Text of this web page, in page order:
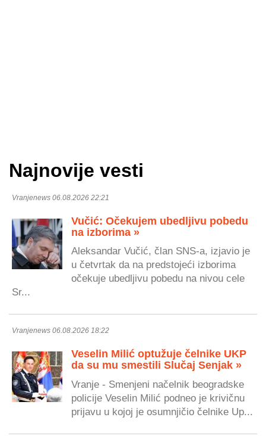
Najnovije vesti
Vranjenews 06.08.2026 22:21
Vučić: Očekujem ubedljivu pobedu
na izborima »
Aleksandar Vučić, član SNS-a, izjavio je
u četvrtak da na predstojeći izborima
očekuje ubedljivu pobedu na nivou cele
Sr...
Vranjenews 06.08.2026 18:22
Veselin Milić optužuje čelnike UKP
da su mu smestili Slučaj Senjak »
Vranje - Smenjeni načelnik beogradske
policije Veselin Milić podneo je krivičnu
prijavu u kojoj je osumnjičio čelnike Up...